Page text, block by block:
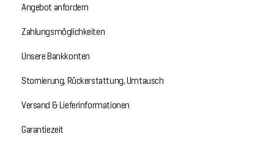
Angebot anfordern
Zahlungsmöglichkeiten
Unsere Bankkonten
Stornierung, Rückerstattung, Umtausch
Versand & Lieferinformationen
Garantiezeit